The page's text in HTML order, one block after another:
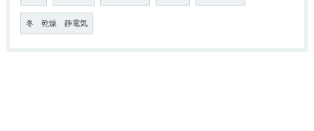
冬 乾燥 静電気